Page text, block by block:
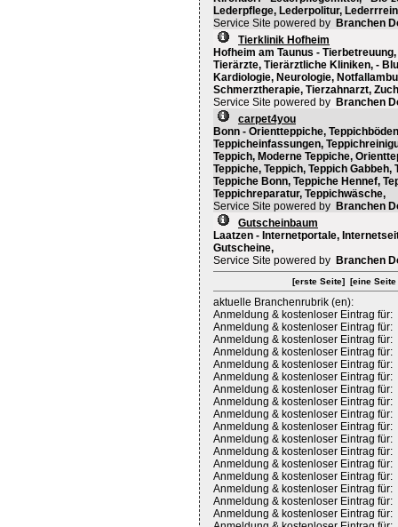
Lederpflege, Lederpolitur,
Service Site powered by Branchen
Tierklinik Hofheim
Hofheim am Taunus -
Tierärzte, Tierärztliche Kliniken, -
Kardiologie, Neurologie,
Schmerztherapie, Tierzahnarzt,
Service Site powered by Branchen
carpet4you
Bonn - Orientteppiche,
Teppicheinfassungen,
Teppich, Moderne Teppiche,
Teppiche, Teppich, Teppich
Teppiche Bonn, Teppiche Hennef,
Teppichreparatur, Teppichwäsche,
Service Site powered by Branchen
Gutscheinbaum
Laatzen - Internetportale,
Gutscheine,
Service Site powered by Branchen
[erste Seite] [eine
aktuelle Branchenrubrik (en):
Anmeldung & kostenloser Eintrag für:
Anmeldung & kostenloser Eintrag für:
Anmeldung & kostenloser Eintrag für:
Anmeldung & kostenloser Eintrag für:
Anmeldung & kostenloser Eintrag für:
Anmeldung & kostenloser Eintrag für:
Anmeldung & kostenloser Eintrag für:
Anmeldung & kostenloser Eintrag für:
Anmeldung & kostenloser Eintrag für:
Anmeldung & kostenloser Eintrag für:
Anmeldung & kostenloser Eintrag für:
Anmeldung & kostenloser Eintrag für:
Anmeldung & kostenloser Eintrag für:
Anmeldung & kostenloser Eintrag für:
Anmeldung & kostenloser Eintrag für:
Anmeldung & kostenloser Eintrag für:
Anmeldung & kostenloser Eintrag für: